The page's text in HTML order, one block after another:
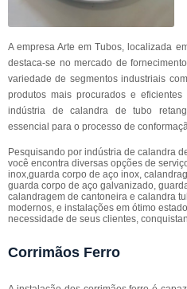
A empresa Arte em Tubos, localizada
destaca-se no mercado de
variedade de segmentos industriais
produtos mais procurados e
indústria de calandra de tubo
essencial para o processo de
Pesquisando por indústria de calandra
você encontra diversas opções de
inox,guarda corpo de aço inox,
guarda corpo de aço galvanizado,
calandragem de cantoneira e calandra
modernos, e instalações em ótimo
necessidade de seus clientes,
Corrimãos Ferro